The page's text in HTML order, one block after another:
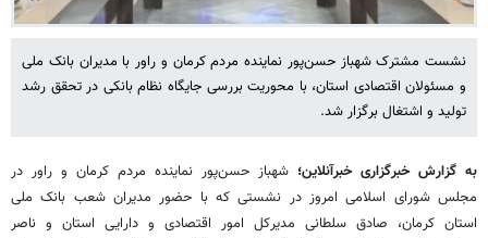
نشست مشترک شهباز حسن‌پور نماینده مردم کرمان و راور با مدیران بانک ملی
و مسئولان اقتصادی استان، با محوریت بررسی جایگاه نظام بانکی در تحقق رشد
تولید و اشتغال برگزار شد.
به گزارش خبرگزاری خبرآنلاین؛ شهباز حسن‌پور نماینده مردم کرمان و راور در
مجلس شورای اسلامی امروز در نشستی که با حضور مدیران شعب بانک ملی
استان کرمان، صادق سلطانی مدیرکل امور اقتصادی و دارایی استان و ناصر